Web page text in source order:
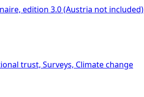
edition 3.0 (Austria not included)
trust, Surveys, Climate change